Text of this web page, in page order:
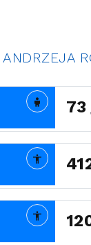
ANDRZEJA
73